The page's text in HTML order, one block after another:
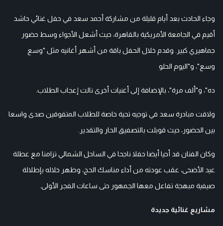
وجاء الحادث بعد أيام قليلة من مشاركة أحمد سعد في حفل غنائي حاشد
أقيم في الجامعة الأمريكية بالقاهرة، حيث أشعل الأجواء وسط حضور
جماهيري كبير. وقدم خلال الحفل باقة من أشهر أغانيه مثل "وسع
وسع"، و"اليوم الحلو
ده"، و"ألف مرة"، بالإضافة إلى أغنيات أخرى نالت إعجاب الطلاب.
ولاقت مبادرة سعد في توجيه تحية خاصة للطلاب المتفوقين صدى واسعا
بين الحضور، حيث قوبلت بالتصفيق الحار والتقدير.
وكان الفنان قد أحيا أيضا حفلا ناجحا في الساحل الشمالي تزامنا مع عطلة
عيد الأضحى، عقب عودته من أداء مناسك الحج، وظهر خلاله بإطلالة
صيفية مبهجة تفاعل معها الجمهور حتى ساعات الفجر الأولى.
مشاريع غنائية جديدة